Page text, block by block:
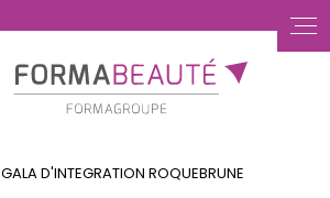
GALA D'INTEGRATION ROQUEBRUNE